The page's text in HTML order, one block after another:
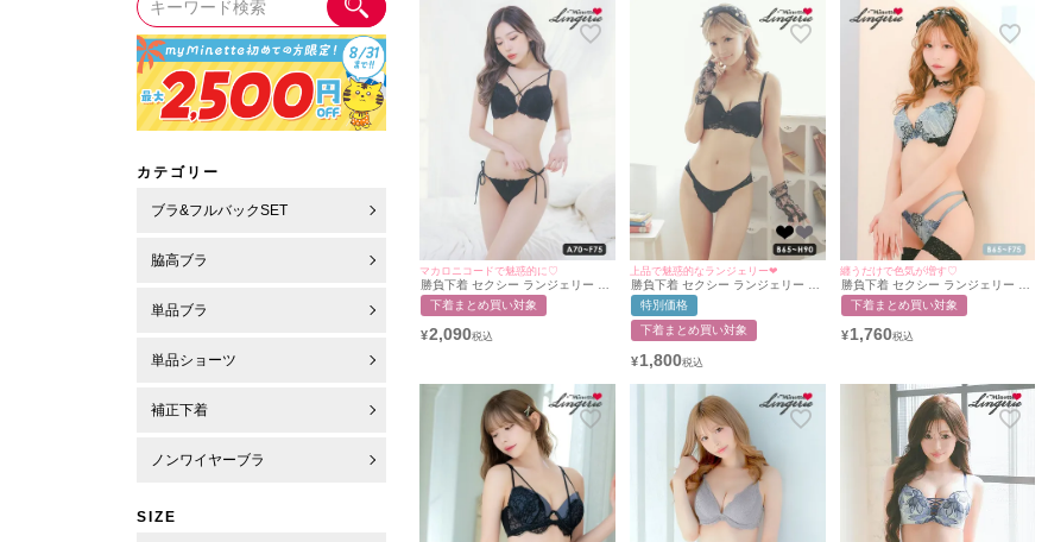
カテゴリー
ブラ&フルバックSET
脇高ブラ
単品ブラ
単品ショーツ
補正下着
ノンワイヤーブラ
SIZE
マカロニコードで魅惑的に♡
勝負下着 セクシー ランジェリー マ
カロニコード刺繍レースデザインブ
ラ＆紐ショーツ2点セット
下着まとめ買い対象
¥2,090
上品で魅惑的なランジェリー❤︎
勝負下着 セクシー ランジェリー ガ
ーリーシンプルフラワーレースブラ
ジャー＆ショーツ2点セット
特別価格
下着まとめ買い対象
¥1,800
纏うだけで色気が増す♡
勝負下着 セクシー ランジェリー エ
レガントローズ シアー ブラックレ
ース ワイヤー ブラジャー ショーツ
下着まとめ買い対象
¥ 1,760